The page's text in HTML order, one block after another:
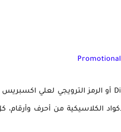
الكلاسيكية من أحرف